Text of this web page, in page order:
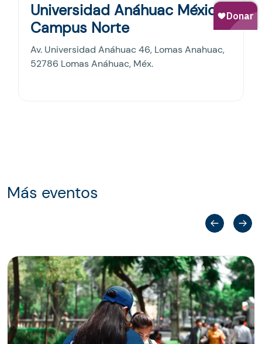
Universidad Anáhuac México
Campus Norte
Av. Universidad Anáhuac 46, Lomas Anahuac,
52786 Lomas Anáhuac, Méx.
Más eventos